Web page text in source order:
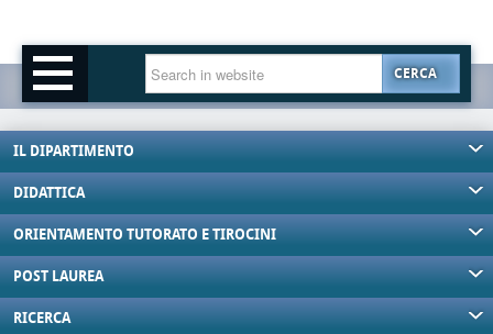
CERCA
IL DIPARTIMENTO
DIDATTICA
ORIENTAMENTO TUTORATO E TIROCINI
POST LAUREA
RICERCA